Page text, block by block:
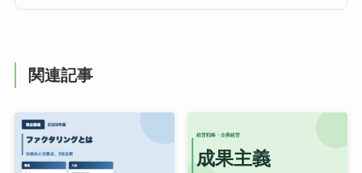
関連記事